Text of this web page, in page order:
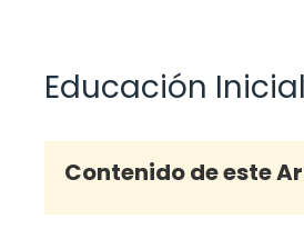
Educación
Contenido de este